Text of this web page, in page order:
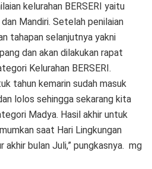
kelurahan BERSERI yaitu
Mandiri. Setelah penilaian
tahapan selanjutnya yakni
dan akan dilakukan rapat
Kelurahan BERSERI.
tahun kemarin sudah masuk
lolos sehingga sekarang kita
Madya. Hasil akhir untuk
saat Hari Lingkungan
akhir bulan Juli,” pungkasnya. mg